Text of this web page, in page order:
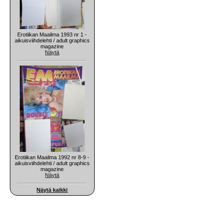
Erotiikan Maailma 1993 nr 1 -
aikuisviihdelehti / adult graphics
magazine
Näytä
Erotiikan Maailma 1992 nr 8-9 -
aikuisviihdelehti / adult graphics
magazine
Näytä
Näytä kaikki